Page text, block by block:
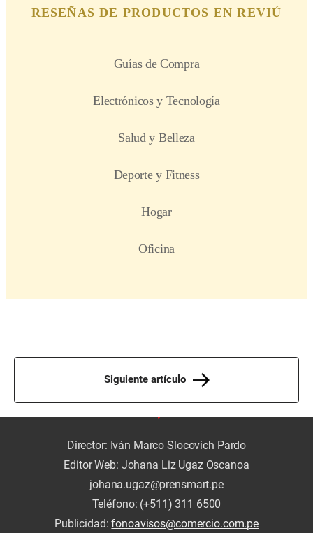
Siguiente artículo
Director: Iván Marco Slocovich Pardo
Editor Web: Johana Liz Ugaz Oscanoa
johana.ugaz@prensmart.pe
Teléfono: (+511) 311 6500
Publicidad:fonoavisos@comercio.com.pe